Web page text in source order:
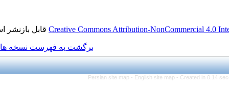
Creative Commonsقابل بازنشر است.
برگشت به فهرست نسخه ها
Persian site map -